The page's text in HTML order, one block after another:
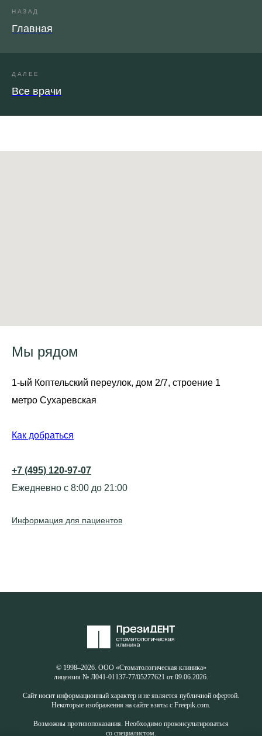
НАЗАД
Главная
ДАЛЕЕ
Все врачи
Мы рядом
1-ый Коптельский переулок, дом 2/7, строение 1
метро Сухаревская
Как добраться
+7 (495) 120-97-07
Ежедневно с 8:00 до 21:00
Информация для пациентов
© 1998–2026. ООО «Стоматологическая клиника»
лицензия № Л041-01137-77/05277621 от 09.06.2026.
Сайт носит информационный характер и не является публичной офертой.
Некоторые изображения на сайте взяты с Freepik.com.
Возможны противопоказания. Необходимо проконсультироваться
со специалистом.